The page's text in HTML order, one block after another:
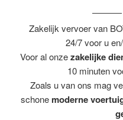
Zakelijk vervoer van
24/7 voor u
Voor al onzezakelijke
10 minuten
Zoals u van ons mag
schone moderne